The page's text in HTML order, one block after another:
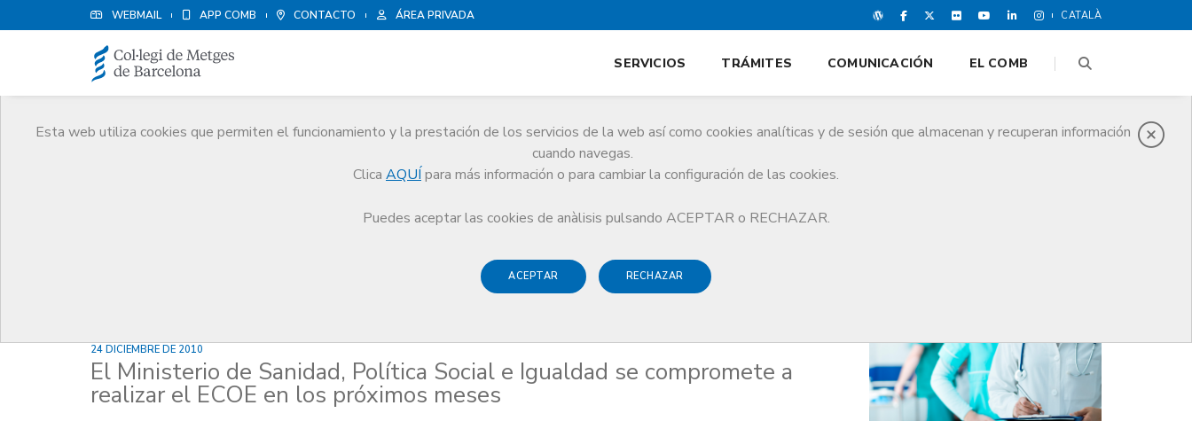
WEBMAIL APP COMB CONTACTO ÁREA PRIVADA CATALÀ
Esta web utiliza cookies que permiten el funcionamiento y la prestación de los servicios de la web así como cookies analíticas y de sesión que almacenan y recuperan información
cuando navegas.
Clica AQUÍ para más información o para cambiar la configuración de las cookies.
Puedes aceptar las cookies de anàlisis pulsando ACEPTAR o RECHAZAR.
ACEPTAR RECHAZAR
SERVICIOS TRÁMITES COMUNICACIÓN EL COMB
El Ministerio de Sanidad, Política Social e Igualdad se compromete a realizar el ECOE en los próximos meses
24 DICIEMBRE DE 2010
El Ministerio de Sanidad, Política Social e Igualdad se compromete a
realizar el ECOE en los próximos meses